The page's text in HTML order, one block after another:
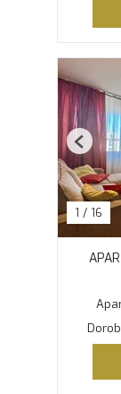
1 / 16